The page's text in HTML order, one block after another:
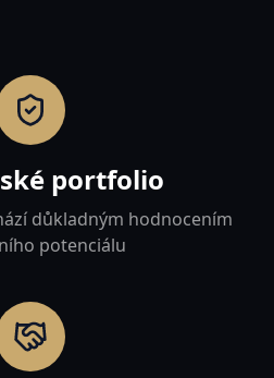
portfolio
důkladným hodnocením
potenciálu